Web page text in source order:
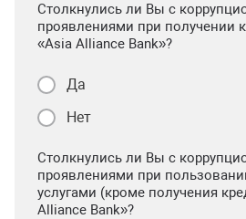
Столкнулись ли Вы с
проявлениями при получении
«Asia Alliance Bank»?
Да
Нет
Столкнулись ли Вы с
проявлениями при
услугами (кроме получения
Alliance Bank»?